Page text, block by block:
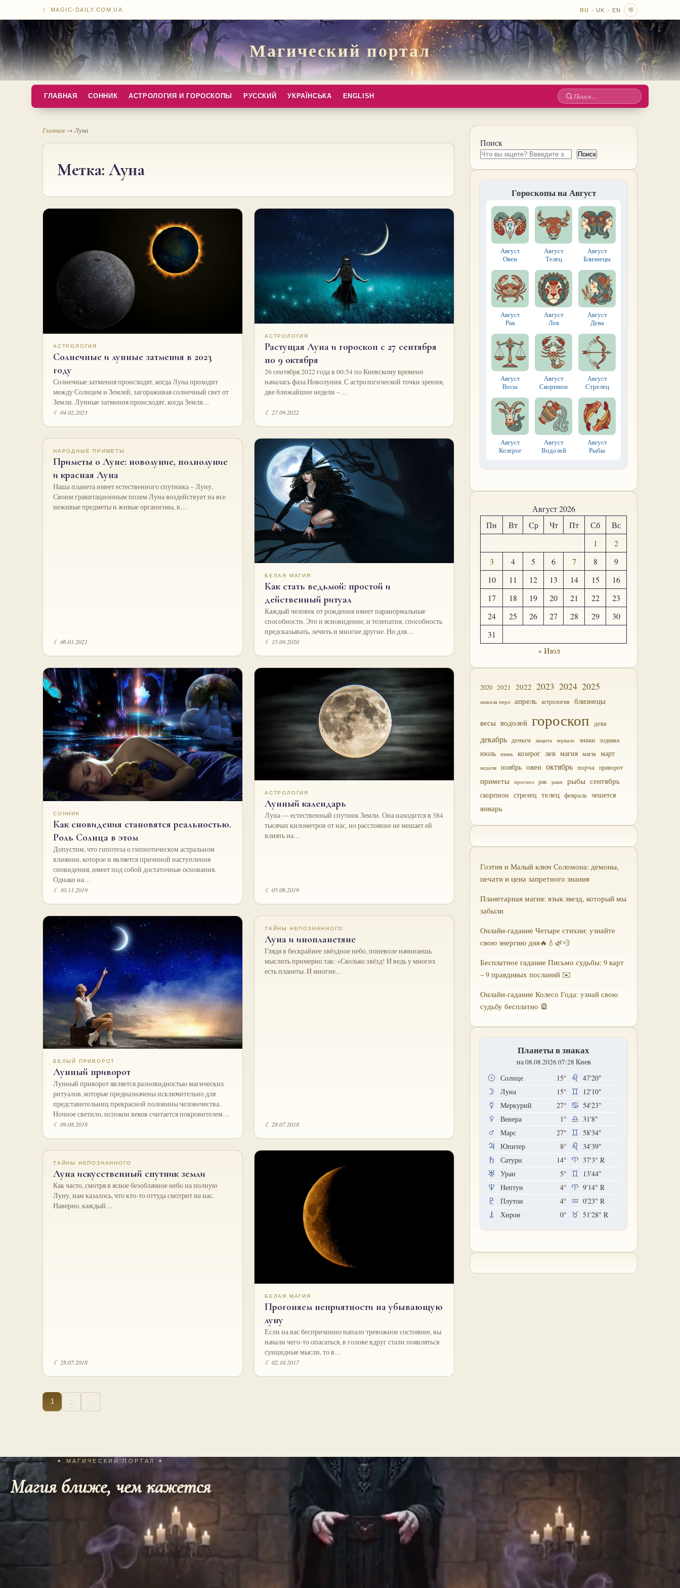
☾ MAGIC-DAILY.COM.UA RU · UK · EN
Магический портал
ГЛАВНАЯ СОННИК АСТРОЛОГИЯ И ГОРОСКОПЫ РУССКИЙ УКРАЇНСЬКА ENGLISH
Поиск
Главная →Луна
Метка:Луна
АСТРОЛОГИЯ
Солнечные и лунные затмения в 2023
году
Солнечные затмения происходят, когда Луна проходит
между Солнцем и Землей, загораживая солнечный свет от
Земли. Лунные затмения происходят, когда Земля…
☾ 04.02.2023
АСТРОЛОГИЯ
Растущая Луна и гороскоп с 27 сентября
по 9 октября
26 сентября 2022 года в 00:54 по Киевскому времени
началась фаза Новолуния. С астрологической точки зрения,
две ближайшие недели –…
☾ 27.09.2022
НАРОДНЫЕ ПРИМЕТЫ
Приметы о Луне: новолуние, полнолуние
и красная Луна
Наша планета имеет естественного спутника – Луну.
Своим гравитационным полем Луна воздействует на все
неживые предметы и живые организмы, в…
☾ 06.01.2021
БЕЛАЯ МАГИЯ
Как стать ведьмой: простой и
действенный ритуал
Каждый человек от рождения имеет паранормальные
способности. Это и ясновидение, и телепатия, способность
предсказывать, лечить и многие другие. Но для…
☾ 15.09.2020
СОННИК
Как сновидения становятся реальностью.
Роль Солнца в этом
Допустим, что гипотеза о гипнотическом астральном
влиянии, которое и является причиной наступления
сновидения, имеет под собой достаточные основания.
Однако на…
☾ 30.11.2019
АСТРОЛОГИЯ
Лунный календарь
Луна — естественный спутник Земли. Она находится в 384
тысячах километров от нас, но расстояние не мешает ей
влиять на…
☾ 05.06.2019
БЕЛЫЙ ПРИВОРОТ
Лунный приворот
Лунный приворот является разновидностью магических
ритуалов, которые предназначены исключительно для
представительниц прекрасной половины человечества.
Ночное светило, испокон веков считается покровителем…
☾ 09.08.2018
ТАЙНЫ НЕПОЗНАННОГО
Луна и инопланетяне
Глядя в бескрайнее звёздное небо, поневоле начинаешь
мыслить примерно так: «Сколько звёзд! И ведь у многих
есть планеты. И многие…
☾ 28.07.2018
ТАЙНЫ НЕПОЗНАННОГО
Луна искусственный спутник земли
Как часто, смотря в ясное безоблачное небо на полную
Луну, нам казалось, что кто-то оттуда смотрит на нас.
Наверно, каждый…
☾ 28.07.2018
БЕЛАЯ МАГИЯ
Прогоняем неприятности на убывающую
луну
Если на вас беспричинно напало тревожное состояние, вы
начали чего-то опасаться, в голове вдруг стали появляться
суицидные мысли, то в…
☾ 02.10.2017
1 2 ›
Поиск
Поиск
Гороскопы на Август
Август
Овен
Август
Телец
Август
Близнецы
Август
Рак
Август
Лев
Август
Дева
Август
Весы
Август
Скорпион
Август
Стрелец
Август
Козерог
Август
Водолей
Август
Рыбы
Август 2026
Пн
Вт Ср Чт Пт Сб
Вс
1
2
3
4 5 6 7 8
9
10
11 12 13 14 15
16
17
18 19 20 21 22
23
24
25 26 27 28 29
30
31
« Июл
2020 2021 2022 2023 2024 2025
анжела перл апрель астрология близнецы
весы водолей гороскоп дева
декабрь деньги защита зеркало знаки зодиака
июль июнь козерог лев магия магія март
неделя ноябрь овен октябрь порча приворот
приметы прогноз рак раки рыбы сентябрь
скорпион стрелец телец февраль чешется
январь
Гоэтия и Малый ключ Соломона: демоны,
печати и цена запретного знания
Планетарная магия: язык звезд, который мы
забыли
Онлайн-гадание Четыре стихии: узнайте
свою энергию дня🔥💧🌿💨
Бесплатное гадание Письмо судьбы: 9 карт
– 9 правдивых посланий ✉️
Онлайн-гадание Колесо Года: узнай свою
судьбу бесплатно 🎡
Планеты в знаках
на 08.08.2026 07:28 Киев
Солнце 15°
47'20"
Луна
15°
12'10"
Меркурий
27°
54'23"
Венера
1°
31'8"
Марс
27°
58'34"
Юпитер
8°
34'39"
Сатурн
14° 37'3" R
Уран
5°
13'44"
Нептун
4° 9'14" R
Плутон
4° 0'23" R
Хирон
0° 51'28" R
✦ МАГИЧЕСКИЙ ПОРТАЛ ✦
Магия ближе, чем кажется